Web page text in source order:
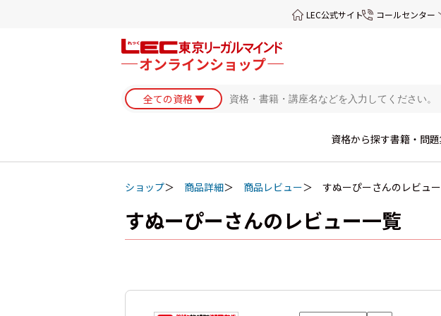
LEC公式サイト コールセンター
資格から探す書籍・問
ショップ 商品詳細 商品レビュー すぬーぴーさんのレビュー
すぬーぴーさんのレビュー一覧